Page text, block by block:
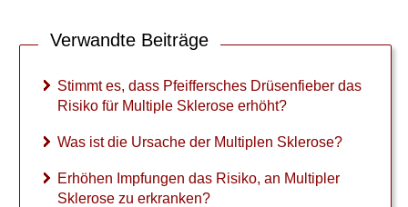
Verwandte Beiträge
Stimmt es, dass Pfeiffersches Drüsenfieber das
Risiko für Multiple Sklerose erhöht?
Was ist die Ursache der Multiplen Sklerose?
Erhöhen Impfungen das Risiko, an Multipler
Sklerose zu erkranken?
i
b
e
d
s
R